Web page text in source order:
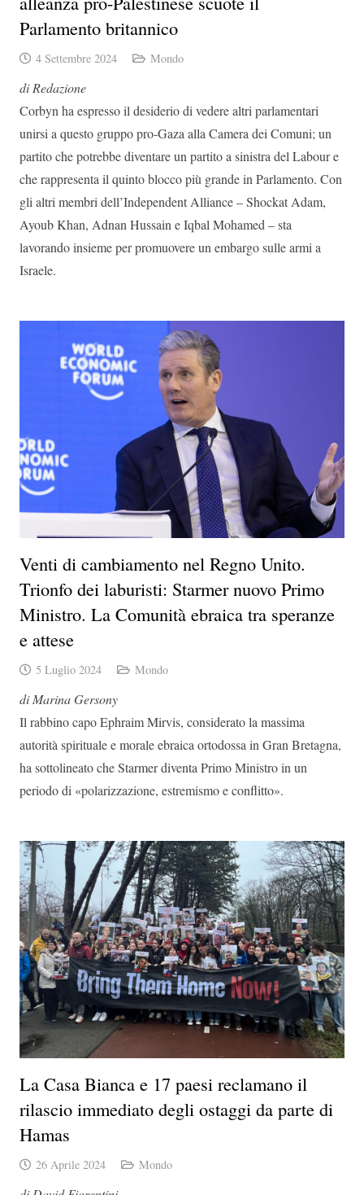
Parlamento britannico
4 Settembre 2024 Mondo
di Redazione
Corbyn ha espresso il desiderio di vedere altri parlamentari
unirsi a questo gruppo pro-Gaza alla Camera dei Comuni; un
partito che potrebbe diventare un partito a sinistra del Labour e
che rappresenta il quinto blocco più grande in Parlamento. Con
gli altri membri dell’Independent Alliance – Shockat Adam,
Ayoub Khan, Adnan Hussain e Iqbal Mohamed – sta
lavorando insieme per promuovere un embargo sulle armi a
Israele.
Venti di cambiamento nel Regno Unito.
Trionfo dei laburisti: Starmer nuovo Primo
Ministro. La Comunità ebraica tra speranze
e attese
5 Luglio 2024 Mondo
di Marina Gersony
Il rabbino capo Ephraim Mirvis, considerato la massima
autorità spirituale e morale ebraica ortodossa in Gran Bretagna,
ha sottolineato che Starmer diventa Primo Ministro in un
periodo di «polarizzazione, estremismo e conflitto».
La Casa Bianca e 17 paesi reclamano il
rilascio immediato degli ostaggi da parte di
Hamas
26 Aprile 2024 Mondo